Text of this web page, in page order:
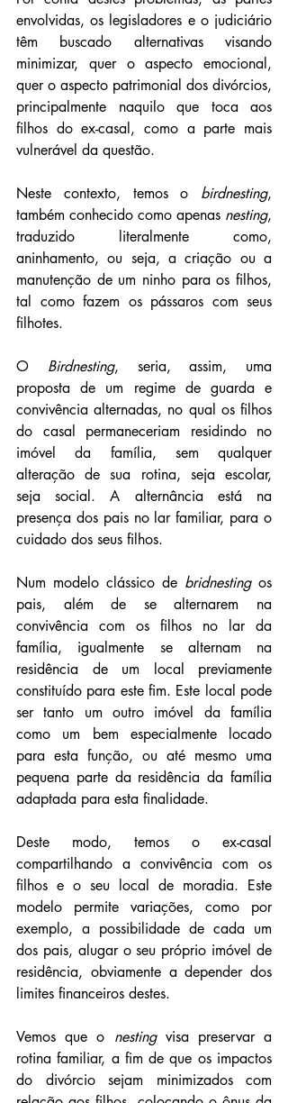
envolvidas, os legisladores e o judiciário
têm buscado alternativas visando
minimizar, quer o aspecto emocional,
quer o aspecto patrimonial dos divórcios,
principalmente naquilo que toca aos
filhos do ex-casal, como a parte mais
vulnerável da questão.
Neste contexto, temos o birdnesting,
também conhecido como apenas nesting,
traduzido literalmente como,
aninhamento, ou seja, a criação ou a
manutenção de um ninho para os filhos,
tal como fazem os pássaros com seus
filhotes.
O Birdnesting, seria, assim, uma
proposta de um regime de guarda e
convivência alternadas, no qual os filhos
do casal permaneceriam residindo no
imóvel da família, sem qualquer
alteração de sua rotina, seja escolar,
seja social. A alternância está na
presença dos pais no lar familiar, para o
cuidado dos seus filhos.
Num modelo clássico de bridnesting os
pais, além de se alternarem na
convivência com os filhos no lar da
família, igualmente se alternam na
residência de um local previamente
constituído para este fim. Este local pode
ser tanto um outro imóvel da família
como um bem especialmente locado
para esta função, ou até mesmo uma
pequena parte da residência da família
adaptada para esta finalidade.
Deste modo, temos o ex-casal
compartilhando a convivência com os
filhos e o seu local de moradia. Este
modelo permite variações, como por
exemplo, a possibilidade de cada um
dos pais, alugar o seu próprio imóvel de
residência, obviamente a depender dos
limites financeiros destes.
Vemos que o nesting visa preservar a
rotina familiar, a fim de que os impactos
do divórcio sejam minimizados com